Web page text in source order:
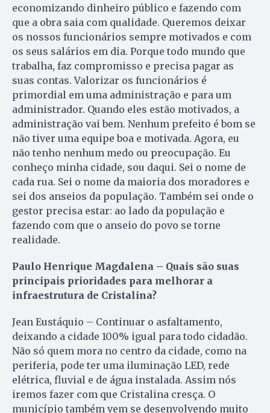
economizando dinheiro público e fazendo com
que a obra saia com qualidade. Queremos deixar
os nossos funcionários sempre motivados e com
os seus salários em dia. Porque todo mundo que
trabalha, faz compromisso e precisa pagar as
suas contas. Valorizar os funcionários é
primordial em uma administração e para um
administrador. Quando eles estão motivados, a
administração vai bem. Nenhum prefeito é bom se
não tiver uma equipe boa e motivada. Agora, eu
não tenho nenhum medo ou preocupação. Eu
conheço minha cidade, sou daqui. Sei o nome de
cada rua. Sei o nome da maioria dos moradores e
sei dos anseios da população. Também sei onde o
gestor precisa estar: ao lado da população e
fazendo com que o anseio do povo se torne
realidade.
Paulo Henrique Magdalena – Quais são suas
principais prioridades para melhorar a
infraestrutura de Cristalina?
Jean Eustáquio – Continuar o asfaltamento,
deixando a cidade 100% igual para todo cidadão.
Não só quem mora no centro da cidade, como na
periferia, pode ter uma iluminação LED, rede
elétrica, fluvial e de água instalada. Assim nós
iremos fazer com que Cristalina cresça. O
município também vem se desenvolvendo muito